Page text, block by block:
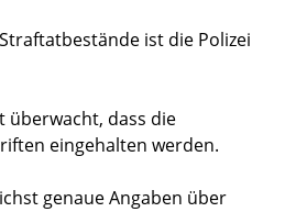
ist die Polizei
überwacht, dass die
eingehalten werden.
genaue Angaben über